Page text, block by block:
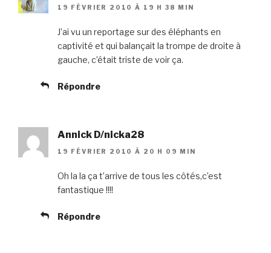
19 FÉVRIER 2010 À 19 H 38 MIN
J’ai vu un reportage sur des éléphants en
captivité et qui balançait la trompe de droite à
gauche, c’était triste de voir ça.
Répondre
Annick D/nicka28
19 FÉVRIER 2010 À 20 H 09 MIN
Oh la la ça t’arrive de tous les côtés,c’est
fantastique !!!!
Répondre